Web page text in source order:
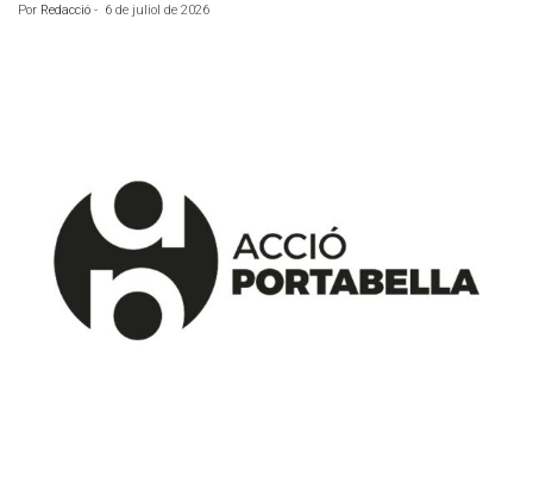
Por Redacció - 6 de juliol de 2026